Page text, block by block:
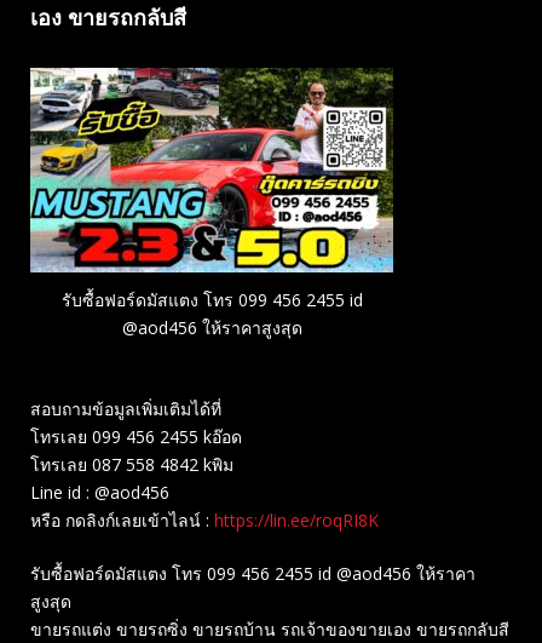
เอง ขายรถกลับสี
รับซื้อฟอร์ดมัสแตง โทร 099 456 2455 id
@aod456 ให้ราคาสูงสุด
สอบถามข้อมูลเพิ่มเติมได้ที่
โทรเลย 099 456 2455 kอ๊อด
โทรเลย 087 558 4842 kพิม
Line id : @aod456
หรือ กดลิงก์เลยเข้าไลน์ : https://lin.ee/roqRI8K
รับซื้อฟอร์ดมัสแตง โทร 099 456 2455 id @aod456 ให้ราคา
สูงสุด
ขายรถแต่ง ขายรถซิ่ง ขายรถบ้าน รถเจ้าของขายเอง ขายรถกลับสี